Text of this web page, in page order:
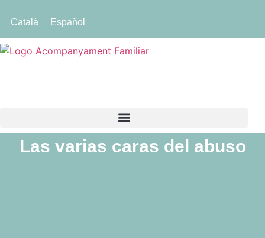
Català Español
Las varias caras del abuso